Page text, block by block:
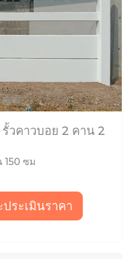
วคาวบอย 2 คาน 2
150 ซม
ระเมินราคา